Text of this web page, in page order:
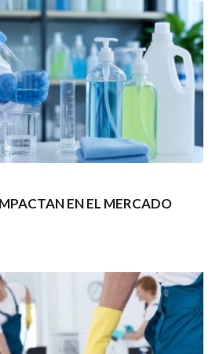
EN EL MERCADO